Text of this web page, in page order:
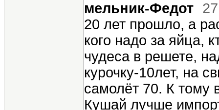
мельник-Федот
20 лет прошло, а
кого надо за яйца,
чудеса в решете,
курочку-10лет, на
самолёт 70. К тому
Кушай лучше